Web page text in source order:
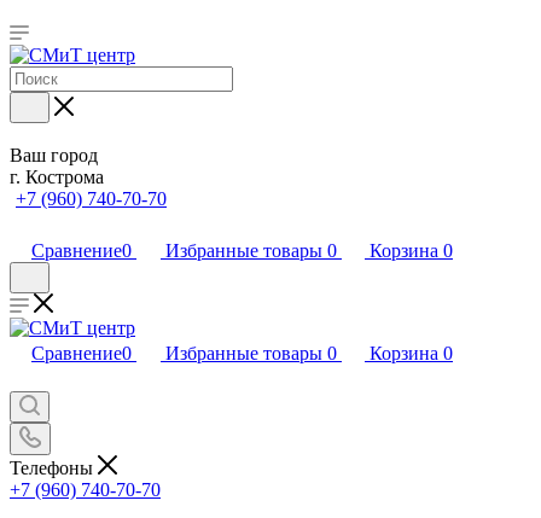
Ваш город
г. Кострома
+7 (960) 740-70-70
Сравнение0 Избранные товары 0 Корзина 0
Сравнение0 Избранные товары 0 Корзина 0
Телефоны
+7 (960) 740-70-70